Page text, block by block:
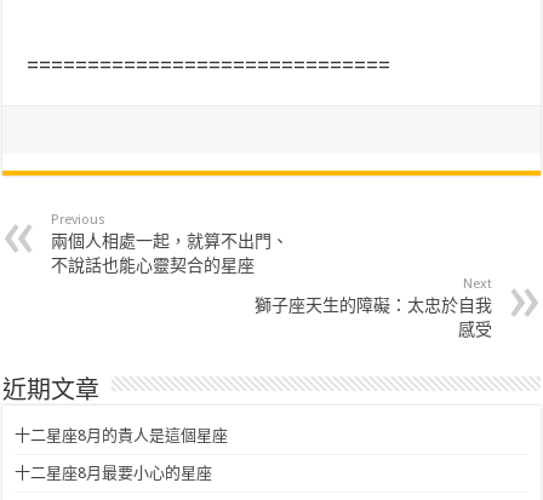
==============================
Previous
兩個人相處一起，就算不出門、
不說話也能心靈契合的星座
Next
獅子座天生的障礙：太忠於自我
感受
近期文章
十二星座8月的貴人是這個星座
十二星座8月最要小心的星座